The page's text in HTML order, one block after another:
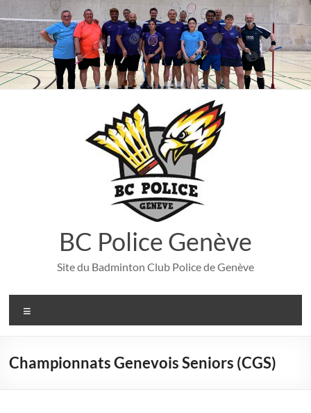
Aller
au
contenu
BC Police Genève
Site du Badminton Club Police de Genève
Championnats Genevois Seniors (CGS)